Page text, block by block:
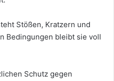
Stößen, Kratzern und
Bedingungen bleibt sie voll
Schutz gegen